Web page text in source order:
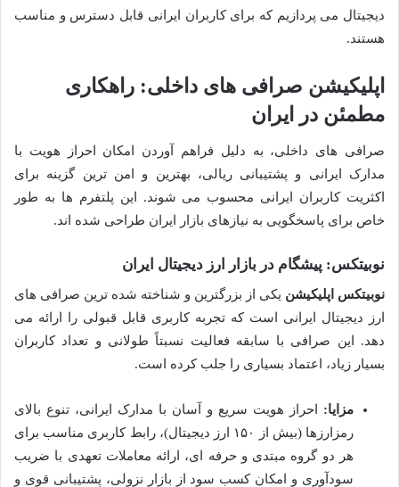
دیجیتال می پردازیم که برای کاربران ایرانی قابل دسترس و مناسب
هستند.
اپلیکیشن صرافی های داخلی: راهکاری
مطمئن در ایران
صرافی های داخلی، به دلیل فراهم آوردن امکان احراز هویت با
مدارک ایرانی و پشتیبانی ریالی، بهترین و امن ترین گزینه برای
اکثریت کاربران ایرانی محسوب می شوند. این پلتفرم ها به طور
خاص برای پاسخگویی به نیازهای بازار ایران طراحی شده اند.
نوبیتکس: پیشگام در بازار ارز دیجیتال ایران
نوبیتکس اپلیکیشن یکی از بزرگترین و شناخته شده ترین صرافی های
ارز دیجیتال ایرانی است که تجربه کاربری قابل قبولی را ارائه می
دهد. این صرافی با سابقه فعالیت نسبتاً طولانی و تعداد کاربران
بسیار زیاد، اعتماد بسیاری را جلب کرده است.
مزایا: احراز هویت سریع و آسان با مدارک ایرانی، تنوع بالای
رمزارزها (بیش از ۱۵۰ ارز دیجیتال)، رابط کاربری مناسب برای
هر دو گروه مبتدی و حرفه ای، ارائه معاملات تعهدی با ضریب
سودآوری و امکان کسب سود از بازار نزولی، پشتیبانی قوی و